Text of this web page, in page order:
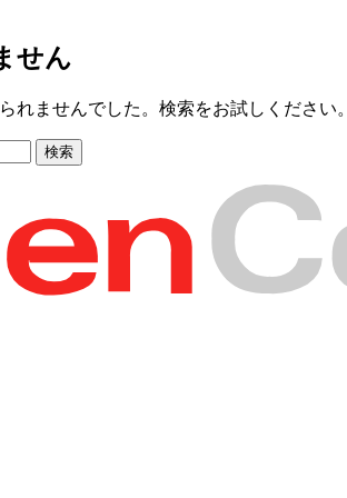
せん
れませんでした。検索をお試しください。